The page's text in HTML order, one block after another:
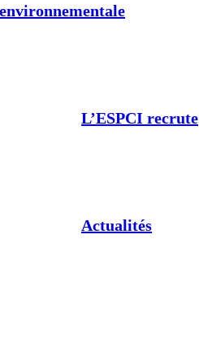
L’ESPCI recrute
Actualités